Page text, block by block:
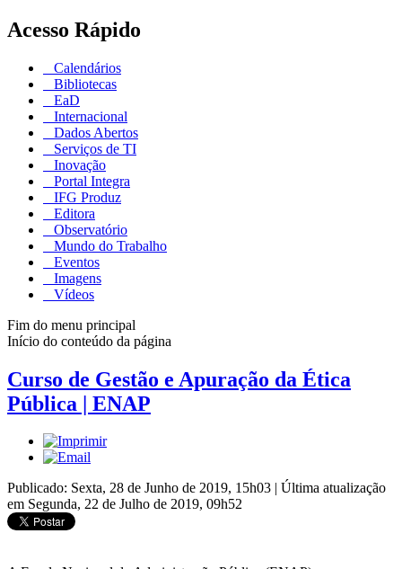
Acesso Rápido
Calendários
Bibliotecas
EaD
Internacional
Dados Abertos
Serviços de TI
Inovação
Portal Integra
IFG Produz
Editora
Observatório
Mundo do Trabalho
Eventos
Imagens
Vídeos
Fim do menu principal
Início do conteúdo da página
Curso de Gestão e Apuração da Ética
Pública | ENAP
Publicado: Sexta, 28 de Junho de 2019, 15h03 | Última atualização
em Segunda, 22 de Julho de 2019, 09h52